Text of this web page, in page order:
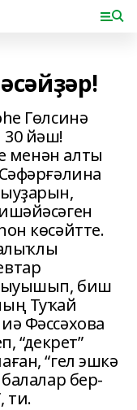
Гөлсинә
йәш!
менән алты
көсәйтте.
биш
Туҡай
Фәссәхова
“декрет”
“гел эшкә
бер-
ти.